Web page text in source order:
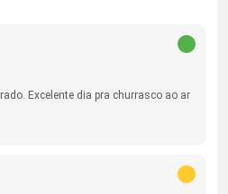
Excelente dia pra churrasco ao ar